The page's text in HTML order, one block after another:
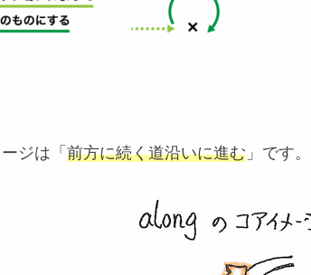
ジは「 前方に続く道沿いに進む 」です。